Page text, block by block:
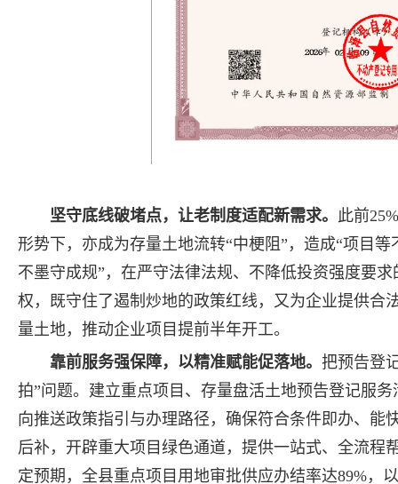
坚守底线破堵点，让老制度适配新需求。 此前
形势下，亦成为存量土地流转“中梗阻”，造成“项目
不墨守成规”，在严守法律法规、不降低投资强度要
权，既守住了遏制炒地的政策红线，又为企业提供合
量土地，推动企业项目提前半年开工。
靠前服务强保障，以精准赋能促落地。 把预告登
拍”问题。建立重点项目、存量盘活土地预告登记服
向推送政策指引与办理路径，确保符合条件即办、能
后补，开辟重大项目绿色通道，提供一站式、全流程
定预期，全县重点项目用地审批供应办结率达89%，